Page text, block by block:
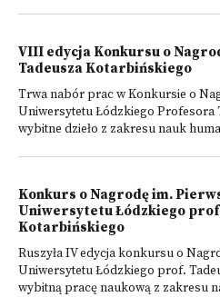
VIII edycja Konkursu o
Tadeusza Kotarbińskiego
Trwa nabór prac w Konkursie o
Uniwersytetu Łódzkiego Profesora
wybitne dzieło z zakresu nauk
Konkurs o Nagrodę im.
Uniwersytetu Łódzkiego
Kotarbińskiego
Ruszyła IV edycja konkursu o
Uniwersytetu Łódzkiego prof.
wybitną pracę naukową z zakresu